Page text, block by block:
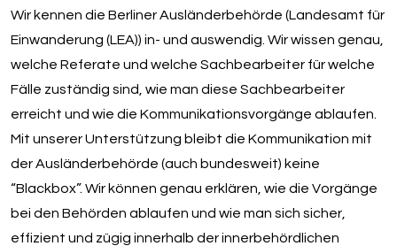
Wir kennen die Berliner Ausländerbehörde (Landesamt für
Einwanderung (LEA)) in- und auswendig. Wir wissen genau,
welche Referate und welche Sachbearbeiter für welche
Fälle zuständig sind, wie man diese Sachbearbeiter
erreicht und wie die Kommunikationsvorgänge ablaufen.
Mit unserer Unterstützung bleibt die Kommunikation mit
der Ausländerbehörde (auch bundesweit) keine
“Blackbox”. Wir können genau erklären, wie die Vorgänge
bei den Behörden ablaufen und wie man sich sicher,
effizient und zügig innerhalb der innerbehördlichen